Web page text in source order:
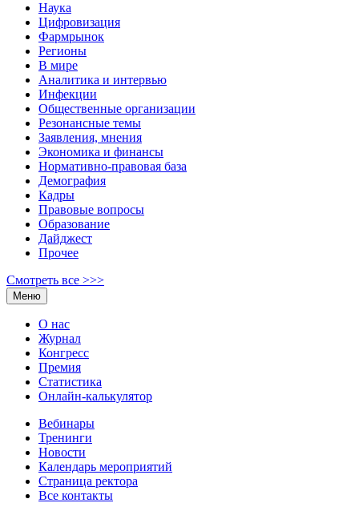
Наука
Цифровизация
Фармрынок
Регионы
В мире
Аналитика и интервью
Инфекции
Общественные организации
Резонансные темы
Заявления, мнения
Экономика и финансы
Нормативно-правовая база
Демография
Кадры
Правовые вопросы
Образование
Дайджест
Прочее
Смотреть все >>>
Меню
О нас
Журнал
Конгресс
Премия
Статистика
Онлайн-калькулятор
Вебинары
Тренинги
Новости
Календарь мероприятий
Страница ректора
Все контакты